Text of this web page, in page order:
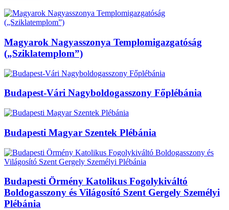
Magyarok Nagyasszonya Templomigazgatóság
(„Sziklatemplom”)
Budapest-Vári Nagyboldogasszony Főplébánia
Budapesti Magyar Szentek Plébánia
Budapesti Örmény Katolikus Fogolykiváltó
Boldogasszony és Világosító Szent Gergely Személyi
Plébánia